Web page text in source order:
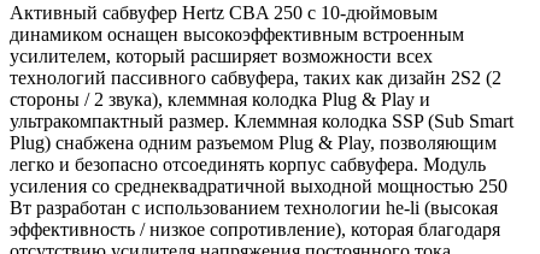
Активный сабвуфер Hertz CBA 250 с 10-дюймовым
динамиком оснащен высокоэффективным встроенным
усилителем, который расширяет возможности всех
технологий пассивного сабвуфера, таких как дизайн 2S2 (2
стороны / 2 звука), клеммная колодка Plug & Play и
ультракомпактный размер. Клеммная колодка SSP (Sub Smart
Plug) снабжена одним разъемом Plug & Play, позволяющим
легко и безопасно отсоединять корпус сабвуфера. Модуль
усиления со среднеквадратичной выходной мощностью 250
Вт разработан с использованием технологии he-li (высокая
эффективность / низкое сопротивление), которая благодаря